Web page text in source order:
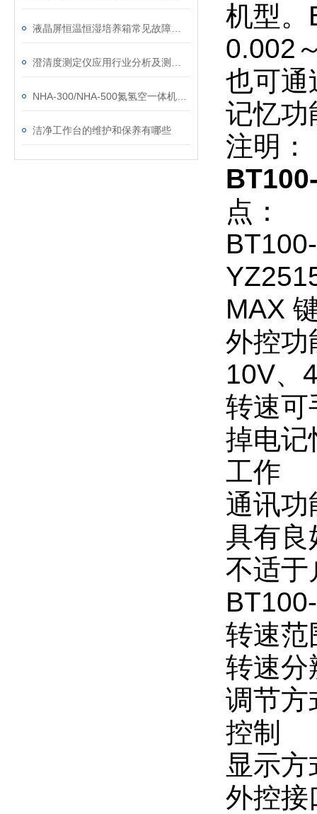
洁净工作台的维护和保养有哪些
机型。
0.002
也可通
记忆功
注明：
点：
MAX
外控功
10V、
转速可
掉电记
工作
通讯功
具有良
不适于
转速
转速分
调节方
控制
显示
外控接